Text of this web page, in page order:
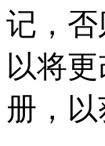
记，
以将
册，